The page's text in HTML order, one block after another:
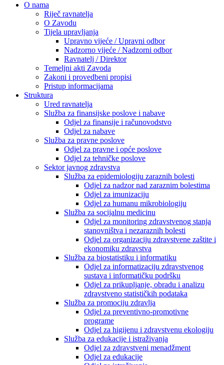
O nama
Riječ ravnatelja
O Zavodu
Tijela upravljanja
Upravno vijeće / Upravni odbor
Nadzorno vijeće / Nadzorni odbor
Ravnatelj / Direktor
Temeljni akti Zavoda
Zakoni i provedbeni propisi
Pristup informacijama
Struktura
Ured ravnatelja
Služba za finansijske poslove i nabave
Odjel za finansije i računovodstvo
Odjel za nabave
Služba za pravne poslove
Odjel za pravne i opće poslove
Odjel za tehničke poslove
Sektor javnog zdravstva
Služba za epidemiologiju zaraznih bolesti
Odjel za nadzor nad zaraznim bolestima
Odjel za imunizaciju
Odjel za humanu mikrobiologiju
Služba za socijalnu medicinu
Odjel za monitoring zdravstvenog stanja
stanovništva i nezaraznih bolesti
Odjel za organizaciju zdravstvene zaštite i
ekonomiku zdravstva
Služba za biostatistiku i informatiku
Odjel za informatizaciju zdravstvenog
sustava i informatičku podršku
Odjel za prikupljanje, obradu i analizu
zdravstveno statističkih podataka
Služba za promociju zdravlja
Odjel za preventivno-promotivne
programe
Odjel za higijenu i zdravstvenu ekologiju
Služba za edukacije i istraživanja
Odjel za zdravstveni menadžment
Odjel za edukacije